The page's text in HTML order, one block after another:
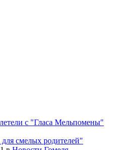
с "Гласа Мельпомены"
смелых родителей"